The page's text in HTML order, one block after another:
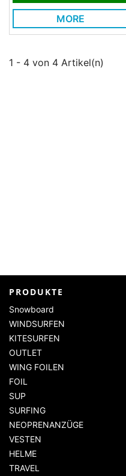
MORE
1 - 4 von 4 Artikel(n)
PRODUKTE
Snowboard
WINDSURFEN
KITESURFEN
OUTLET
WING FOILEN
FOIL
SUP
SURFING
NEOPRENANZÜGE
VESTEN
HELME
TRAVEL